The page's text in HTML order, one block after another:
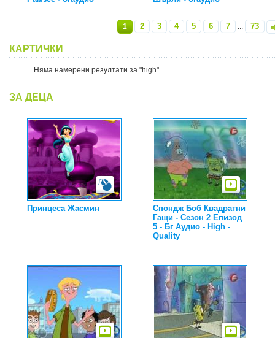
1 2 3 4 5 6 7 ... 73»
КАРТИЧКИ
Няма намерени резултати за "high".
ЗА ДЕЦА
Принцеса Жасмин
Спондж Боб Квадратни
Гащи - Сезон 2 Епизод
5 - Бг Аудио - High -
Quality